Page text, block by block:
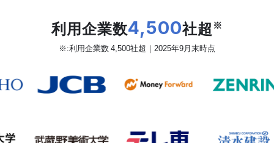
利用企業数4,500社超 ※
※:利用企業数 4,500社超｜2025年9月末時点